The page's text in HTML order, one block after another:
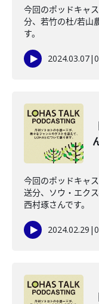
今回のポッドキャ
分、若竹の杜/若山
す。
2024.03.07|
今回のポッドキャ
送分、ソウ・エク
西村琢さんです。
2024.02.29 |